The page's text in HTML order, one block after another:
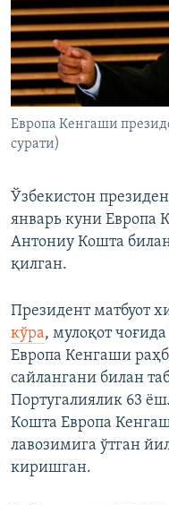
Европа Кенгаши
сурати)
Ўзбекистон
январь куни Европа
Антониу Кошта
қилган.
Президент матбуот
кўра, мулоқот
Европа Кенгаши
сайлангани билан
Португалиялик 63
Кошта Европа
лавозимига ўтган
киришган.